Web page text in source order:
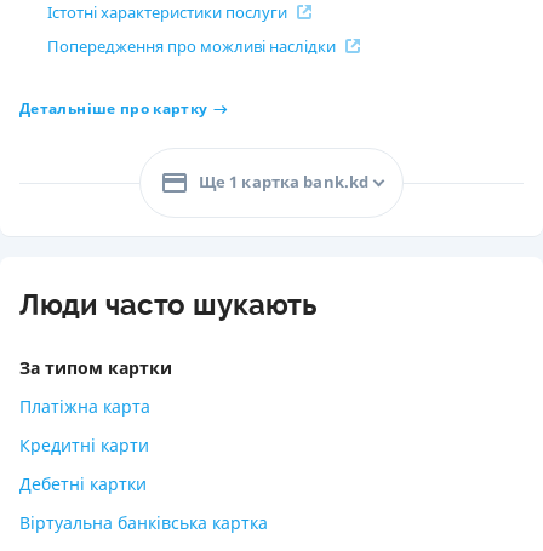
Істотні характеристики послуги
Попередження про можливі наслідки
Детальніше про картку
Ще 1 картка bank.kd
Люди часто шукають
За типом картки
Платіжна карта
Кредитні карти
Дебетні картки
Віртуальна банківська картка